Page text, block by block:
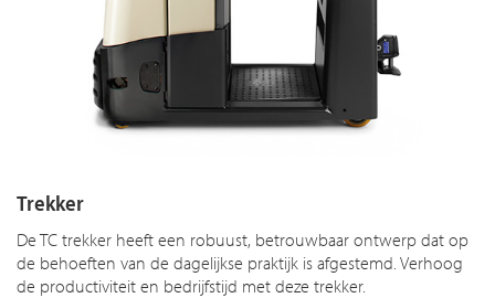
Trekker
De TC trekker heeft een robuust, betrouwbaar ontwerp dat op
de behoeften van de dagelijkse praktijk is afgestemd. Verhoog
de productiviteit en bedrijfstijd met deze trekker.